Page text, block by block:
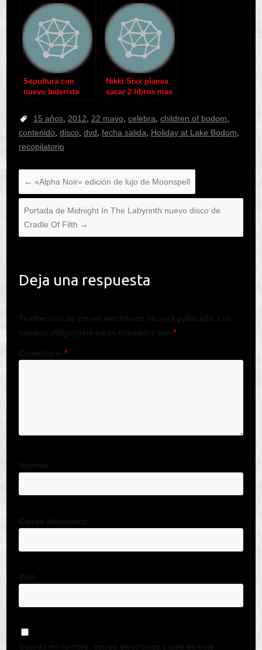
Sepultura con
nuevo baterista
Nikki Sixx planea
sacar 2 libros mas
15 años, 2012 22 mayo celebra children of bodom
contenido disco dvd fecha salida Holiday at Lake Bodom
recopilatorio
← «Alpha Noir» edición de lujo de Moonspell
Portada de Midnight In The Labyrinth nuevo disco de
Cradle Of Filth →
Deja una respuesta
Tu dirección de correo electrónico no será publicada.
Los
campos obligatorios están marcados con *
Comentario *
Nombre
Correo electrónico
Web
Guarda mi nombre, correo electrónico y web en este